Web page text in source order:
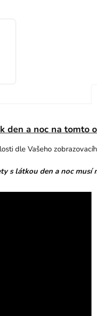
den a noc na tomto
dle Vašeho
s látkou den a noc